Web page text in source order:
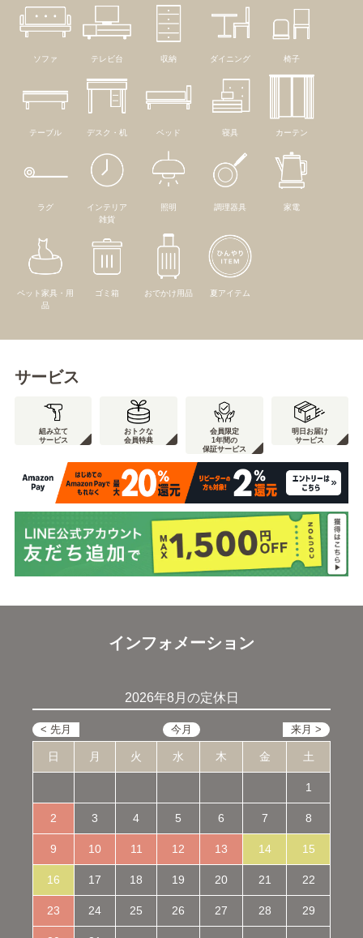
ソファ テレビ台 収納 ダイニング 椅子
テーブル デスク・机 ベッド 寝具 カーテン
ラグ
インテリア
雑貨
照明 調理器具 家電
ペット家具・用
品
ゴミ箱 おでかけ用品 夏アイテム
サービス
組み立て
サービス
おトクな
会員特典
会員限定
1年間の
保証サービス
明日お届け
サービス
インフォメーション
2026年8月の定休日
日 月 火 水 木 金 土
1
2 3 4 5 6 7 8
9 10 11 12 13 14 15
16 17 18 19 20 21 22
23 24 25 26 27 28 29